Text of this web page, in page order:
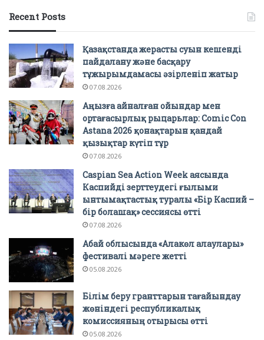
Recent Posts
Қазақстанда жерасты суын кешенді
пайдалану және басқару
тұжырымдамасы әзірленіп жатыр
07.08.2026
Аңызға айналған ойындар мен
ортағасырлық рыцарьлар: Comic Con
Astana 2026 қонақтарын қандай
қызықтар күтіп тұр
07.08.2026
Caspian Sea Action Week аясында
Каспийді зерттеудегі ғылыми
ынтымақтастық туралы «Бір Каспий –
бір болашақ» сессиясы өтті
07.08.2026
Абай облысында «Алакөл алаулары»
фестивалі мәреге жетті
05.08.2026
Білім беру гранттарын тағайындау
жөніндегі республикалық
комиссияның отырысы өтті
05.08.2026